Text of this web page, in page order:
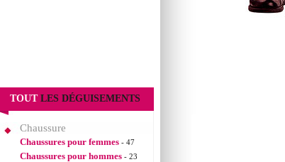
TOUT LES DÉGUISEMENTS
Chaussure
Chaussures pour femmes - 47
Chaussures pour hommes - 23